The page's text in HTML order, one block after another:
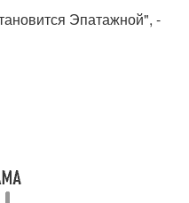
Эпатажной", -